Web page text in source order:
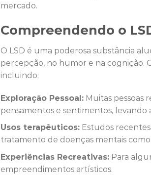
mercado.
Compreendendo o
O LSD é uma poderosa substância
percepção, no humor e na cognição.
incluindo:
Exploração Pessoal: Muitas pessoas
pensamentos e sentimentos, levando
Usos terapêuticos: Estudos
tratamento de doenças mentais como
Experiências Recreativas: Para
empreendimentos artísticos.